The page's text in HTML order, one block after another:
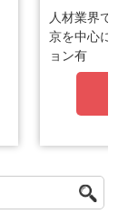
人材業界で
京を中心に
ョン有